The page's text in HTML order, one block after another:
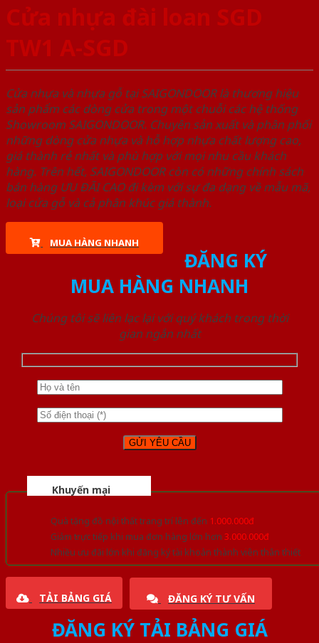
Cửa nhựa đài loan SGD
TW1 A-SGD
Cửa nhựa và nhựa gỗ tại SAIGONDOOR là thương hiệu
sản phẩm các dòng cửa trong một chuỗi các hệ thống
Showroom SAIGONDOOR. Chuyên sản xuất và phân phối
những dòng cửa nhựa và hỗ hợp nhựa chất lượng cao,
giá thành rẻ nhất và phù hợp với mọi nhu cầu khách
hàng. Trên hết, SAIGONDOOR còn có những chính sách
bán hàng ƯU ĐÃI CAO đi kèm với sự đa dạng về mẫu mã,
loại cửa gỗ và cả phân khúc giá thành.
MUA HÀNG NHANH
ĐĂNG KÝ
MUA HÀNG NHANH
Chúng tôi sẽ liên lạc lại với quý khách trong thời
gian ngắn nhất
Khuyến mại
Quà tặng đồ nội thất trang trí lên đến 1.000.000đ
Giảm trực tiếp khi mua đơn hàng lớn hơn 3.000.000đ
Nhiều ưu đãi lớn khi đăng ký tài khoản thành viên thân thiết
TẢI BẢNG GIÁ ĐĂNG KÝ TƯ VẤN
ĐĂNG KÝ TẢI BẢNG GIÁ